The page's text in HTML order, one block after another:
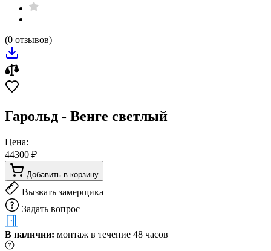
(0 отзывов)
Гарольд - Венге светлый
Цена:
44300 ₽
Добавить в корзину
Вызвать замерщика
Задать вопрос
В наличии: монтаж в течение 48 часов